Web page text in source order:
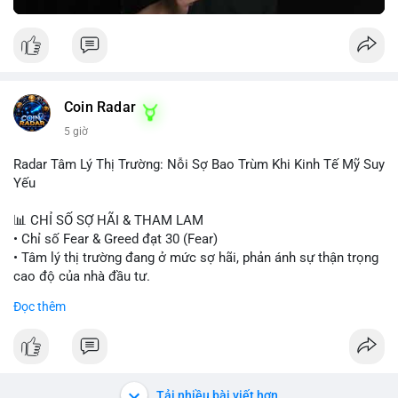
#vlikemarketindex42
Coin Radar
5 giờ
Radar Tâm Lý Thị Trường: Nỗi Sợ Bao Trùm Khi Kinh Tế Mỹ Suy
Yếu
📊 CHỈ SỐ SỢ HÃI & THAM LAM
• Chỉ số Fear & Greed đạt 30 (Fear)
• Tâm lý thị trường đang ở mức sợ hãi, phản ánh sự thận trọng
cao độ của nhà đầu tư.
📈 XU HƯỚNG TÌM KIẾM & THẢO LUẬN
CASHCAT, CRO.
Chainlink, Litecoin.
Đọc thêm